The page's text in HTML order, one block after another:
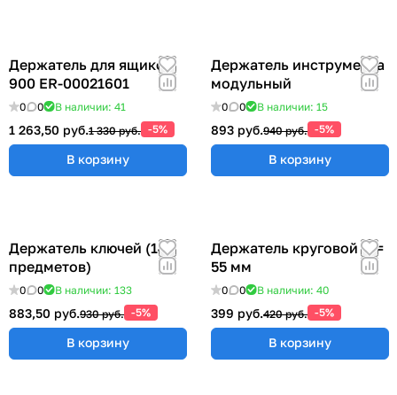
Держатель для ящиков
900 ER-00021601
0 0 В наличии: 41
1 263,50 руб.1 330 руб. -5%
В корзину
Держатель инструмента
модульный
0 0 В наличии: 15
893 руб.940 руб. -5%
В корзину
Держатель ключей (14
предметов)
0 0 В наличии: 133
883,50 руб.930 руб. -5%
В корзину
Держатель круговой Ø =
55 мм
0 0 В наличии: 40
399 руб.420 руб. -5%
В корзину